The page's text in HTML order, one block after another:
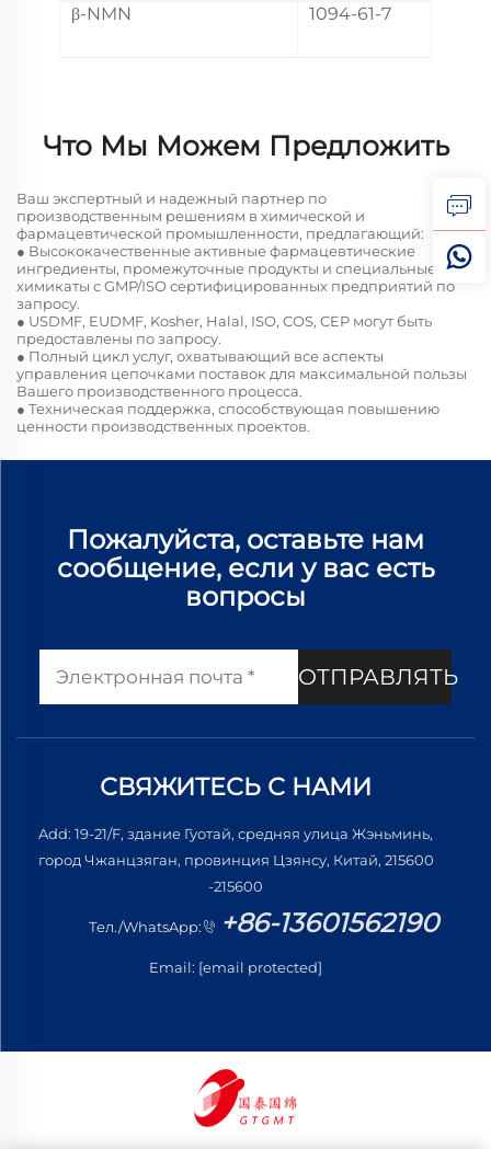
β-NMN 1094-61-7
Что Мы Можем Предложить
Ваш экспертный и надежный партнер по
производственным решениям в химической и
фармацевтической промышленности, предлагающий:
● Высококачественные активные фармацевтические
ингредиенты, промежуточные продукты и специальные
химикаты с GMP/ISO сертифицированных предприятий по
запросу.
● USDMF, EUDMF, Kosher, Halal, ISO, COS, CEP могут быть
предоставлены по запросу.
● Полный цикл услуг, охватывающий все аспекты
управления цепочками поставок для максимальной пользы
Вашего производственного процесса.
● Техническая поддержка, способствующая повышению
ценности производственных проектов.
Пожалуйста, оставьте нам
сообщение, если у вас есть
вопросы
ОТПРАВЛЯТЬ
СВЯЖИТЕСЬ С НАМИ
Add: 19-21/F, здание Гуотай, средняя улица Жэньминь,
город Чжанцзяган, провинция Цзянсу, Китай, 215600
-215600
Тел./WhatsApp: +86-13601562190
Email: [email protected]